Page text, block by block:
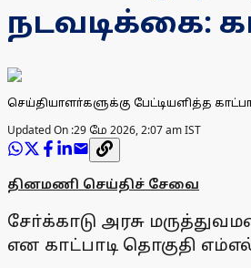
நடவடிக்கை:
செய்தியாளா்களுக்கு பேட்டியளித்த
Updated On :29 மே 2026, 2:07 am IST
தினமணி செய்திச் சேவை
சோ்க்காடு அரசு
என காட்பாடி தொகுதி